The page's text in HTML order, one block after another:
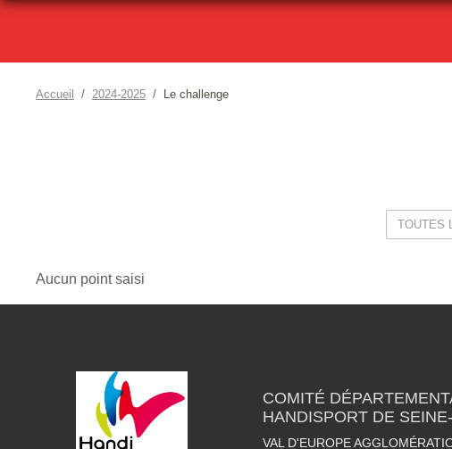
Accueil 2024-2025 Le challenge
Aucun point saisi
COMITÉ
HANDISPORT DE
VAL D'EUROPE